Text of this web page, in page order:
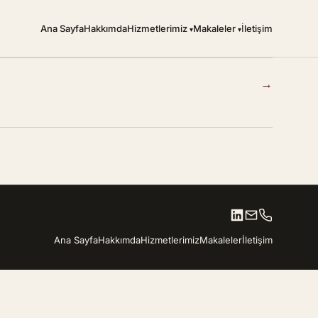
Ana SayfaHakkımdaHizmetlerimiz Makaleler İletişim
→
Ana SayfaHakkımdaHizmetlerimizMakalelerİletişim